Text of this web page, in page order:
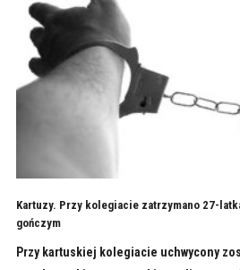
Kartuzy. Przy kolegiacie zatrzymano 27-
gończym
Przy kartuskiej kolegiacie uchwycony